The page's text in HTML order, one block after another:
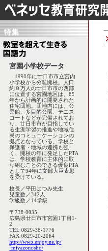
宮園小学校データ
1990年に廿日市市立宮内
小学校から分離開校。人口
約９万人の廿日市市の西部
に位置する宮園地区は、85
年から計画的に開発された
住宅団地。団地内には、公
民館、多目的公園、テニス
コートなどが完備されてお
り、廿日市市が目指してい
る生涯学習の推進や地域住
民のコミュニケーションの
拠点となっている。学校と
保護者・地域の連携も強
く、開校の年に発足したPTA
は、学校教育に主体的に取
り組むことのできる優良PTA
として94年に文部大臣表彰
を受けている。
校長／平田はつみ先生
児童数／342人
学級数／14学級
〒738-0035
広島県廿日市市宮園1丁目1-
2
TEL 0829-38-1776
FAX 0829-20-2064
http://ww5.enjoy.ne.jp/
‾miyazonosho/